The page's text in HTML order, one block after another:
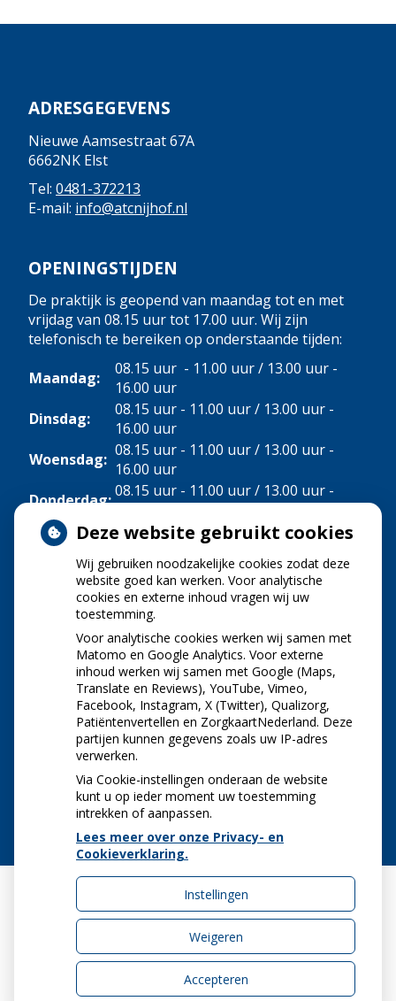
ADRESGEGEVENS
Nieuwe Aamsestraat 67A
6662NK Elst
Tel: 0481-372213
E-mail: info@atcnijhof.nl
OPENINGSTIJDEN
De praktijk is geopend van maandag tot en met
vrijdag van 08.15 uur tot 17.00 uur. Wij zijn
telefonisch te bereiken op onderstaande tijden:
Maandag:
08.15 uur - 11.00 uur / 13.00 uur -
16.00 uur
Dinsdag:
08.15 uur - 11.00 uur / 13.00 uur -
16.00 uur
Woensdag: 08.15 uur - 11.00 uur / 13.00 uur -
16.00 uur
Donderdag:08.15 uur - 11.00 uur / 13.00 uur -
Vrijdag:
08.15 uur - 11.00 uur
NIEUWS
Let op: valse Infomedics-mails over
openstaande rekening
Tanden bleken? Laat het veilig doen!
Gezond tandvlees: de basis voor een gezonde
mond
Naar de tandarts in het buitenland? Wees op je
hoede!
(Mond)zorgkosten gemaakt in 2025? Check of
die aftrekbaar zijn
Uw Zorg Online|Beheer
Privacy verklaring Cookie-instellingen Voorwaarden
Deze website gebruikt cookies
Wij gebruiken noodzakelijke cookies zodat deze
website goed kan werken. Voor analytische
cookies en externe inhoud vragen wij uw
toestemming.
Voor analytische cookies werken wij samen met
Matomo en Google Analytics. Voor externe
inhoud werken wij samen met Google (Maps,
Translate en Reviews), YouTube, Vimeo,
Facebook, Instagram, X (Twitter), Qualizorg,
Patiëntenvertellen en ZorgkaartNederland. Deze
partijen kunnen gegevens zoals uw IP-adres
verwerken.
Via Cookie-instellingen onderaan de website
kunt u op ieder moment uw toestemming
intrekken of aanpassen.
Lees meer over onze Privacy- en
Cookieverklaring.
Instellingen
Weigeren
Accepteren